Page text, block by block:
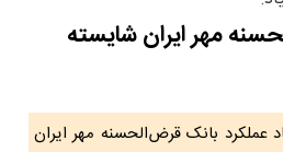
مهر ایران شایسته
عملکرد بانک قرض‌الحسنه مهر ایران